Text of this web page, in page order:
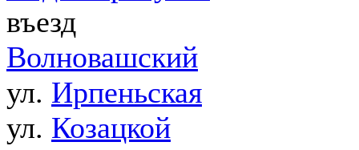
въезд
Волновашский
ул. Ирпеньская
ул. Козацкой